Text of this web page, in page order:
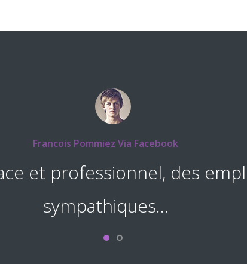
Pierre, Dieselec
équipe sympa rapide et